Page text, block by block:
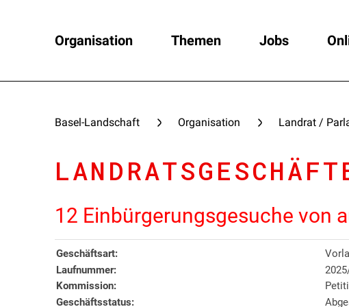
Organisation Themen Jobs
Basel-Landschaft Organisation Landrat /